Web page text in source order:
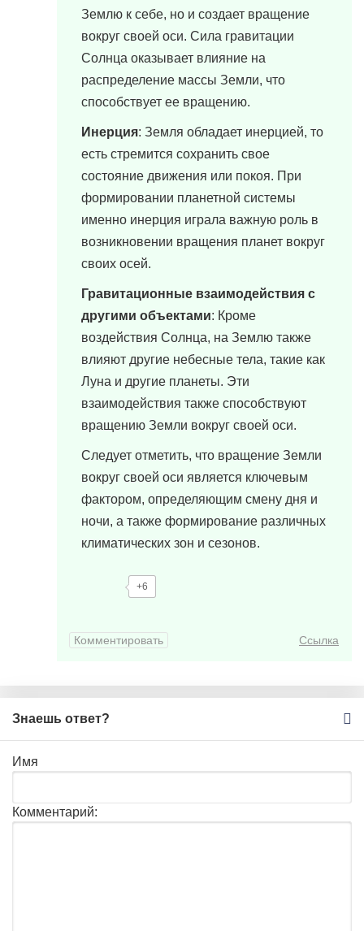
Землю к себе, но и создает вращение
вокруг своей оси. Сила гравитации
Солнца оказывает влияние на
распределение массы Земли, что
способствует ее вращению.
Инерция: Земля обладает инерцией, то
есть стремится сохранить свое
состояние движения или покоя. При
формировании планетной системы
именно инерция играла важную роль в
возникновении вращения планет вокруг
своих осей.
Гравитационные взаимодействия с
другими объектами: Кроме
воздействия Солнца, на Землю также
влияют другие небесные тела, такие как
Луна и другие планеты. Эти
взаимодействия также способствуют
вращению Земли вокруг своей оси.
Следует отметить, что вращение Земли
вокруг своей оси является ключевым
фактором, определяющим смену дня и
ночи, а также формирование различных
климатических зон и сезонов.
+6
Комментировать Ссылка
Знаешь ответ?
Имя
Комментарий: